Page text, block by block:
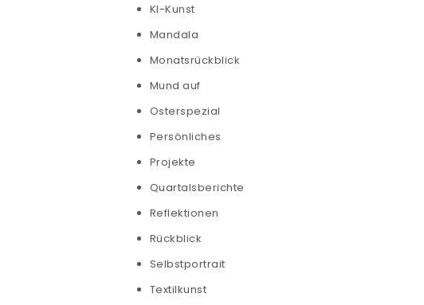
KI-Kunst
Mandala
Monatsrückblick
Mund auf
Osterspezial
Persönliches
Projekte
Quartalsberichte
Reflektionen
Rückblick
Selbstportrait
Textilkunst